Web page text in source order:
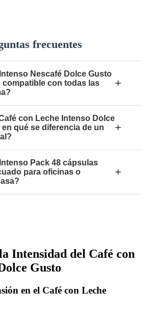
frecuentes
Nescafé Dolce Gusto
compatible con todas las
+
con Leche Intenso Dolce
qué se diferencia de un
+
Pack 48 cápsulas
para oficinas o
+
Intensidad del Café con
Gusto
en el Café con Leche